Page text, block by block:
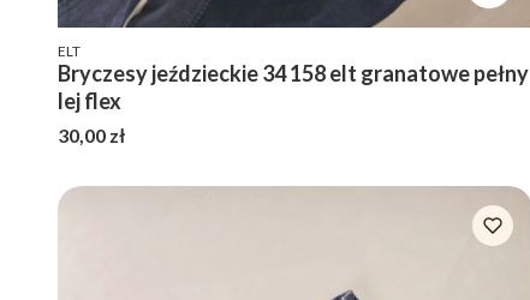
PRODUCENT
ELT
Bryczesy jeździeckie 34 158 elt granatowe pełny
lej flex
Cena
30,00 zł